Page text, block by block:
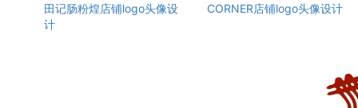
田记肠粉煌店铺logo头像设
计
CORNER店铺logo头像设计